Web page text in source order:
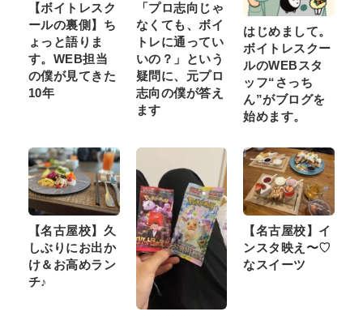
【ボイトレスク
ールの裏側】ち
ょっと語りま
す。WEB担当
の僕が見てきた
10年
「プロ志向じゃ
なくても、ボイ
トレに通ってい
いの？」という
疑問に、元プロ
志向の僕が答え
ます
はじめまして。
ボイトレスクー
ルのWEBスタ
ッフ“さっち
ん”がブログを
始めます。
【名古屋校】久
しぶりにお出か
け＆お高めラン
チ♪
【名古屋校】イ
ンスタ映え〜♡
なスイーツ